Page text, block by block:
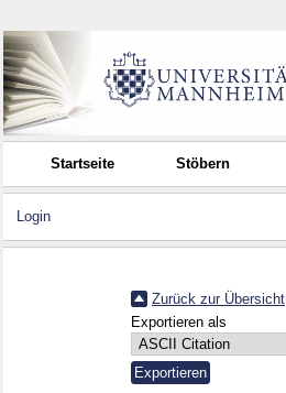
Startseite Stöbern
Login
Zurück zur Übersicht
Exportieren als